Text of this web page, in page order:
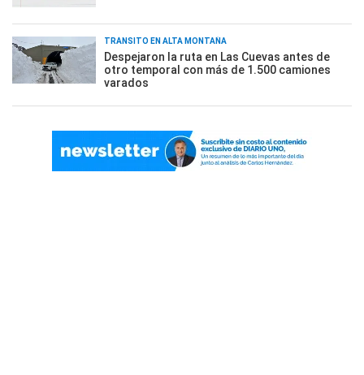
TRÁNSITO EN ALTA MONTAÑA
Despejaron la ruta en Las Cuevas antes de
otro temporal con más de 1.500 camiones
varados